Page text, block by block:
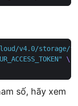
v4.0/storage/
số, hãy xem